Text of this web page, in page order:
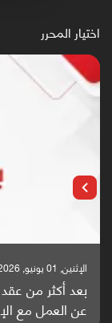
اختيار المحرر
الإثنين, 25 مايو, 2026
باحثون من
واعدة منشورة